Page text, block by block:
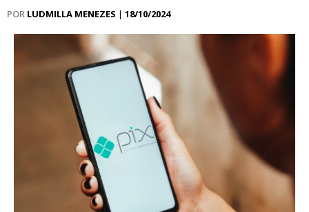
POR LUDMILLA MENEZES | 18/10/2024